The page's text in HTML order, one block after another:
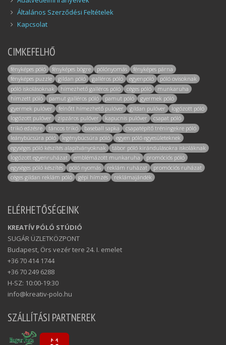
Általános Szerződési Feltételek
Kapcsolat
CIMKEFELHŐ
fényképes póló fényképes bögre pólónyomás
fényképes párna
fényképes puzzle
gildan póló galléros póló egyenpóló
póló ovisoknak
póló iskolásoknak
hímezhető galléros póló céges póló
munkaruha
hímzett póló
pamut galléros póló pamut póló
gyermek póló
gyermek pulóver
felnőtt hímezhető pulóver gildan pulóver
logózott póló
logózott pulóver
zipzáros pulóver kapucnis pulóver
csapat póló
trikó edzésre
táncos trikó baseball sapka
csapatépítő tréningekre póló
leánybúcsúra póló
legénybúcsúra póló
egyen póló egyesületeknek
egységes póló készítés alapítványoknak
tábor póló kirándulásokra iskoláknak
logózott egyenruházat
emblémázott munkaruha
promóciós póló
egységes póló készítés
póló nyomás reklám ruházat
promóciós ruházat
céges gildan reklám póló
gépi hímzés reklámajándék
ELÉRHETŐSÉGEINK
KREATÍV PÓLÓ STÚDIÓ
SUGÁR ÜZLETKÖZPONT
Budapest, Örs vezér tere 24. I. emelet
+36 70 414 1744
+36 70 249 6288
H-SZ: 10:00-19:30
info@kreativ-polo.hu
SZÁLLÍTÁSI PARTNEREK